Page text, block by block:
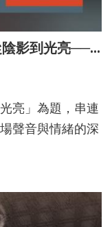
9/26【2026 TSO 室內沙龍】從陰影到光亮──蔡弦修中提琴獨奏會
亮」為題，串連
聲音與情緒的深